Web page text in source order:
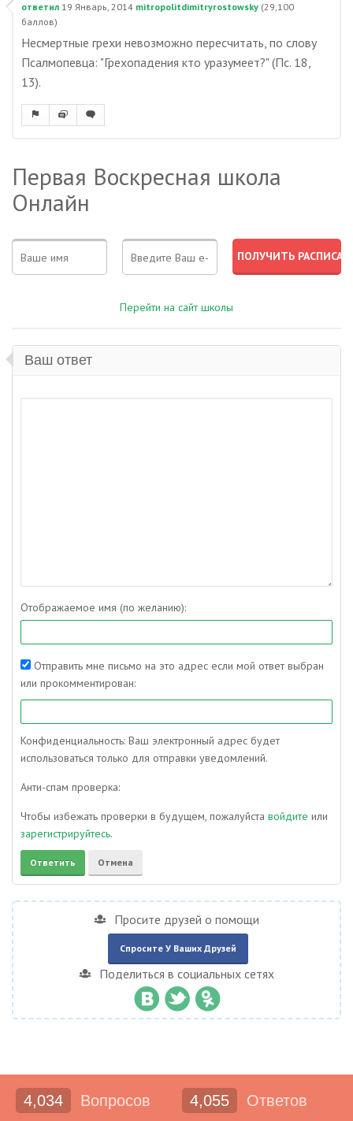
ответил 19 Январь, 2014 mitropolitdimitryrostowsky (29,100
баллов)
Несмертные грехи невозможно пересчитать, по слову
Псалмопевца: "Грехопадения кто уразумеет?" (Пс. 18,
13).
Первая Воскресная школа
Онлайн
Перейти на сайт школы
Ваш ответ
Отображаемое имя (по желанию):
Отправить мне письмо на это адрес если мой ответ выбран
или прокомментирован:
Конфиденциальность: Ваш электронный адрес будет
использоваться только для отправки уведомлений.
Анти-спам проверка:
Чтобы избежать проверки в будущем, пожалуйста войдите или
зарегистрируйтесь.
Просите друзей о помощи
Спросите У Ваших Друзей
Поделиться в социальных сетях
4,034 Вопросов 4,055 Ответов